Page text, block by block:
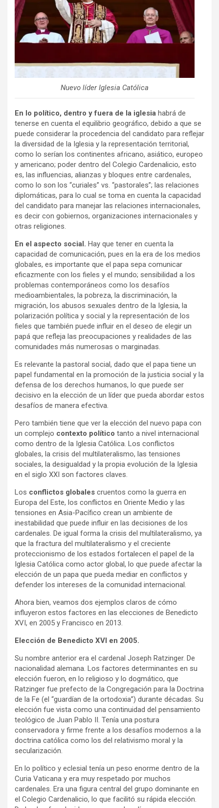
Nuevo líder Iglesia Católica
En lo político, dentro y fuera de la iglesia habrá de
tenerse en cuenta el equilibrio geográfico, debido a que se
puede considerar la procedencia del candidato para reflejar
la diversidad de la Iglesia y la representación territorial,
como lo serían los continentes africano, asiático, europeo
y americano; poder dentro del Colegio Cardenalicio, esto
es, las influencias, alianzas y bloques entre cardenales,
como lo son los “curiales” vs. “pastorales”; las relaciones
diplomáticas, para lo cual se toma en cuenta la capacidad
del candidato para manejar las relaciones internacionales,
es decir con gobiernos, organizaciones internacionales y
otras religiones.
En el aspecto social. Hay que tener en cuenta la
capacidad de comunicación, pues en la era de los medios
globales, es importante que el papa sepa comunicar
eficazmente con los fieles y el mundo; sensibilidad a los
problemas contemporáneos como los desafíos
medioambientales, la pobreza, la discriminación, la
migración, los abusos sexuales dentro de la Iglesia, la
polarización política y social y la representación de los
fieles que también puede influir en el deseo de elegir un
papá que refleja las preocupaciones y realidades de las
comunidades más numerosas o marginadas.
Es relevante la pastoral social, dado que el papa tiene un
papel fundamental en la promoción de la justicia social y la
defensa de los derechos humanos, lo que puede ser
decisivo en la elección de un líder que pueda abordar estos
desafíos de manera efectiva.
Pero también tiene que ver la elección del nuevo papa con
un complejo contexto político tanto a nivel internacional
como dentro de la Iglesia Católica. Los conflictos
globales, la crisis del multilateralismo, las tensiones
sociales, la desigualdad y la propia evolución de la Iglesia
en el siglo XXI son factores claves.
Los conflictos globales cruentos como la guerra en
Europa del Este, los conflictos en Oriente Medio y las
tensiones en Asia-Pacífico crean un ambiente de
inestabilidad que puede influir en las decisiones de los
cardenales. De igual forma la crisis del multilateralismo, ya
que la fractura del multilateralismo y el creciente
proteccionismo de los estados fortalecen el papel de la
Iglesia Católica como actor global, lo que puede afectar la
elección de un papa que pueda mediar en conflictos y
defender los intereses de la comunidad internacional.
Ahora bien, veamos dos ejemplos claros de cómo
influyeron estos factores en las elecciones de Benedicto
XVI, en 2005 y Francisco en 2013.
Elección de Benedicto XVI en 2005.
Su nombre anterior era el cardenal Joseph Ratzinger. De
nacionalidad alemana. Los factores determinantes en su
elección fueron, en lo religioso y lo dogmático, que
Ratzinger fue prefecto de la Congregación para la Doctrina
de la Fe (el “guardían de la ortodoxia”) durante décadas. Su
elección fue vista como una continuidad del pensamiento
teológico de Juan Pablo II. Tenía una postura
conservadora y firme frente a los desafíos modernos a la
doctrina católica como los del relativismo moral y la
secularización.
En lo político y eclesial tenía un peso enorme dentro de la
Curia Vaticana y era muy respetado por muchos
cardenales. Era una figura central del grupo dominante en
el Colegio Cardenalicio, lo que facilitó su rápida elección.